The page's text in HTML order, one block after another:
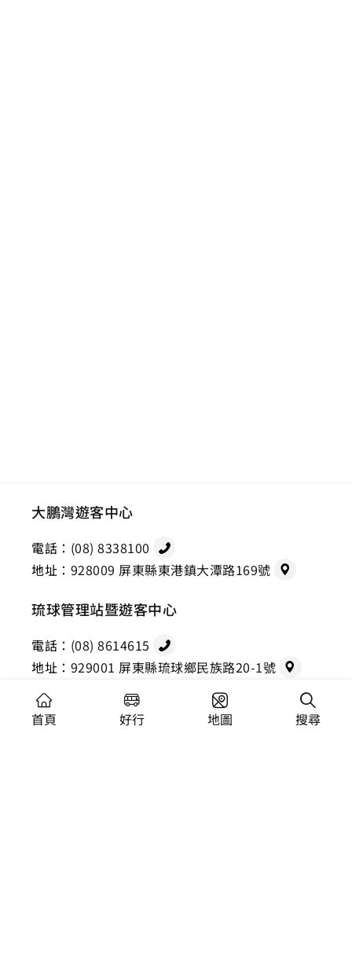
首頁 好行 地圖 搜尋
大鵬灣遊客中心
電話： (08) 8338100
地址： 928009 屏東縣東港鎮大潭路169號
琉球管理站暨遊客中心
電話： (08) 8614615
地址： 929001 屏東縣琉球鄉民族路20-1號